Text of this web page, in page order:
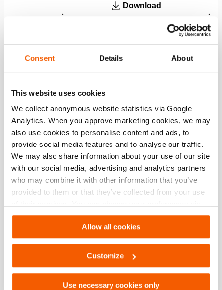
Consent Details About
This website uses cookies
We collect anonymous website statistics via Google
Analytics. When you approve marketing cookies, we may
also use cookies to personalise content and ads, to
provide social media features and to analyse our traffic.
We may also share information about your use of our site
with our social media, advertising and analytics partners
who may combine it with other information that you’ve
provided to them or that they’ve collected from your use
Settings. See ourcookiestatement.
Allow all cookies
Customize
Use necessary cookies only
Download
Functies
eenvoudig en ergonomisch te hanteren
afdichting en een extreem sterk composietlager voor een
langere levensduur
XL-zadel beschermt de plunjer optimaal en geleidt de last
zo effectief mogelijk
Meer weergeven
Downloaden
Safety Guide – Hydraulic hoses & couplers